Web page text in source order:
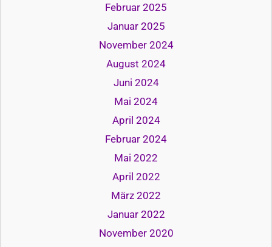
Februar 2025
Januar 2025
November 2024
August 2024
Juni 2024
Mai 2024
April 2024
Februar 2024
Mai 2022
April 2022
März 2022
Januar 2022
November 2020